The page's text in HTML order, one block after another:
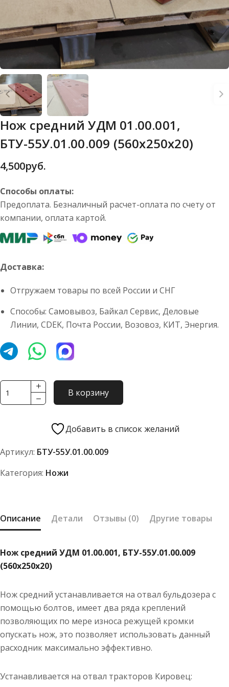
Нож средний УДМ 01.00.001,
БТУ-55У.01.00.009 (560х250х20)
4,500руб.
Способы оплаты:
Предоплата. Безналичный расчет-оплата по счету от
компании, оплата картой.
Доставка:
Отгружаем товары по всей России и СНГ
Способы: Самовывоз, Байкал Сервис, Деловые
Линии, CDEK, Почта России, Возовоз, КИТ, Энергия.
Количество
товара
01.00.001,
(560х250х20)
В корзину
Добавить в список желаний
Артикул: БТУ-55У.01.00.009
Категория: Ножи
Описание Детали Отзывы (0) Другие товары
Нож средний УДМ 01.00.001, БТУ-55У.01.00.009
(560х250х20)
Нож средний устанавливается на отвал бульдозера с
помощью болтов, имеет два ряда креплений
позволяющих по мере износа режущей кромки
опускать нож, это позволяет использовать данный
расходник максимально эффективно.
Устанавливается на отвал тракторов Кировец: